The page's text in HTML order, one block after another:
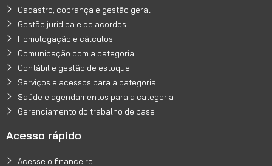
Cadastro, cobrança e gestão geral
Gestão jurídica e de acordos
Homologação e cálculos
Comunicação com a categoria
Contábil e gestão de estoque
Serviços e acessos para a categoria
Saúde e agendamentos para a categoria
Gerenciamento do trabalho de base
Acesso rápido
Acesse o financeiro